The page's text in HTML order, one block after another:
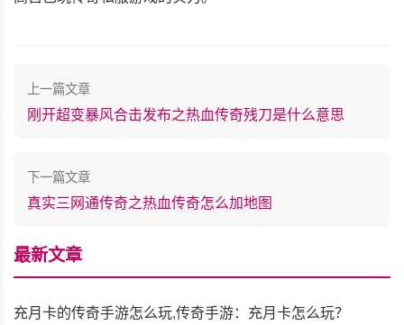
上一篇文章
刚开超变暴风合击发布之热血传奇残刀是什么意思
下一篇文章
真实三网通传奇之热血传奇怎么加地图
最新文章
充月卡的传奇手游怎么玩,传奇手游：充月卡怎么玩？